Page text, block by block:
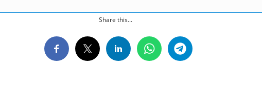
Share this...